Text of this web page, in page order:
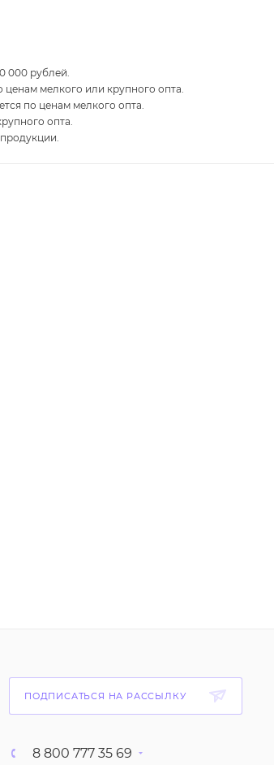
000 рублей.
ценам мелкого или крупного опта.
по ценам мелкого опта.
опта.
ПОДПИСАТЬСЯ НА РАССЫЛКУ
8 800 777 35 69